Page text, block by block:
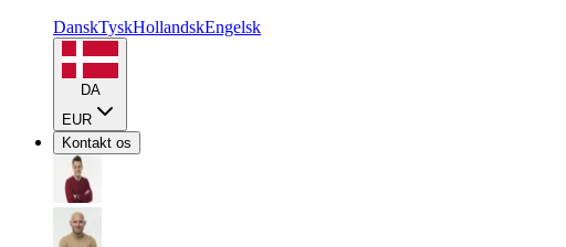
DanskTyskHollandskEngelsk
DA
EUR
Kontakt os